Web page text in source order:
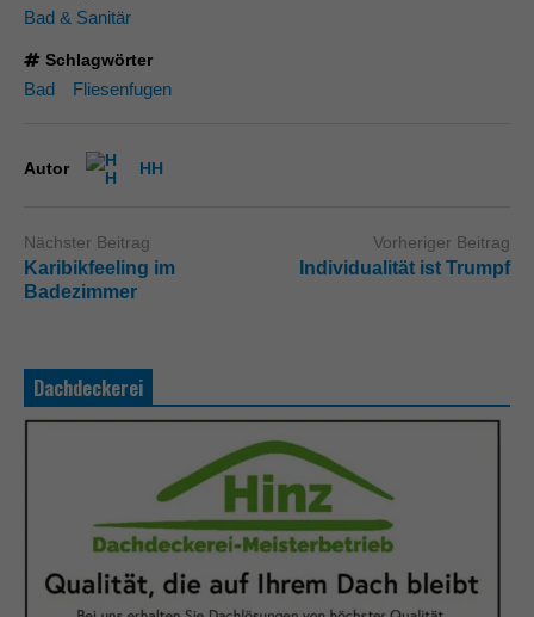
Bad & Sanitär
Schlagwörter
Bad Fliesenfugen
Autor HH
Nächster Beitrag
Karibikfeeling im
Badezimmer
Vorheriger Beitrag
Individualität ist Trumpf
Dachdeckerei